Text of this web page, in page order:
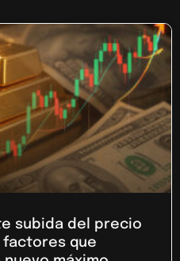
subida del precio
factores que